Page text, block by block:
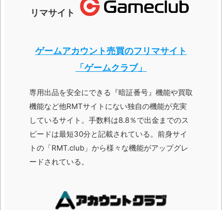
リマサイト
ゲームアカウント売買のフリマサイト
「ゲームクラブ」
専用出品を安全にできる『暗証番号』機能や買取
機能など他RMTサイトにない独自の機能が充実
しているサイト。手数料は8.8％で出金までのス
ピードは最短30分と記載されている。前身サイ
トの「RMT.club」から様々な機能がアップグレ
ードされている。